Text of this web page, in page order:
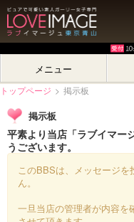
メニュー
トップページ > 掲示板
掲示板
平素より当店「ラブイマー
うございます。
このBBSは、メッセージ
ん。
一旦当店の管理者が内容を